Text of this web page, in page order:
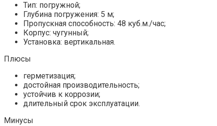
Тип: погружной;
Глубина погружения: 5 м;
Пропускная способность: 48 куб.м./час;
Корпус: чугунный;
Установка: вертикальная.
Плюсы
герметизация;
достойная производительность;
устойчив к коррозии;
длительный срок эксплуатации.
Минусы